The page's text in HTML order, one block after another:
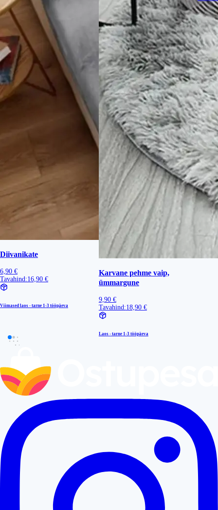
Diivanikate
6,90 €
Tavahind:16,90 €
Viimased laos - tarne 1-3 tööpäeva
Karvane pehme vaip,
ümmargune
9,90 €
Tavahind:18,90 €
Laos - tarne 1-3 tööpäeva